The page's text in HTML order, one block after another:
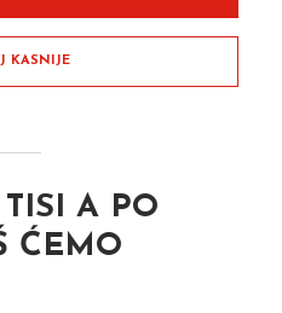
KASNIJE
A PO
ĆEMO